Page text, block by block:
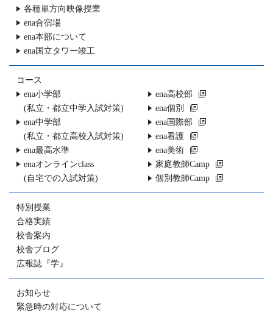
各種単方向映像授業
ena合宿場
ena本部について
ena国立タワー竣工
コース
ena小学部
(私立・都立中学入試対策)
ena中学部
(私立・都立高校入試対策)
ena最高水準
enaオンラインclass
(自宅での入試対策)
ena高校部
ena個別
ena国際部
ena看護
ena美術
家庭教師Camp
個別教師Camp
特別授業
合格実績
校舎案内
校舎ブログ
広報誌『学』
お知らせ
緊急時の対応について